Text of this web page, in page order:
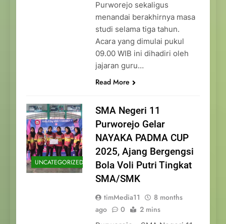
Purworejo sekaligus
menandai berakhirnya masa
studi selama tiga tahun.
Acara yang dimulai pukul
09.00 WIB ini dihadiri oleh
jajaran guru…
Read More
UNCATEGORIZED
SMA Negeri 11
Purworejo Gelar
NAYAKA PADMA CUP
2025, Ajang Bergengsi
Bola Voli Putri Tingkat
SMA/SMK
timMedia11
8 months
ago
0 2 mins